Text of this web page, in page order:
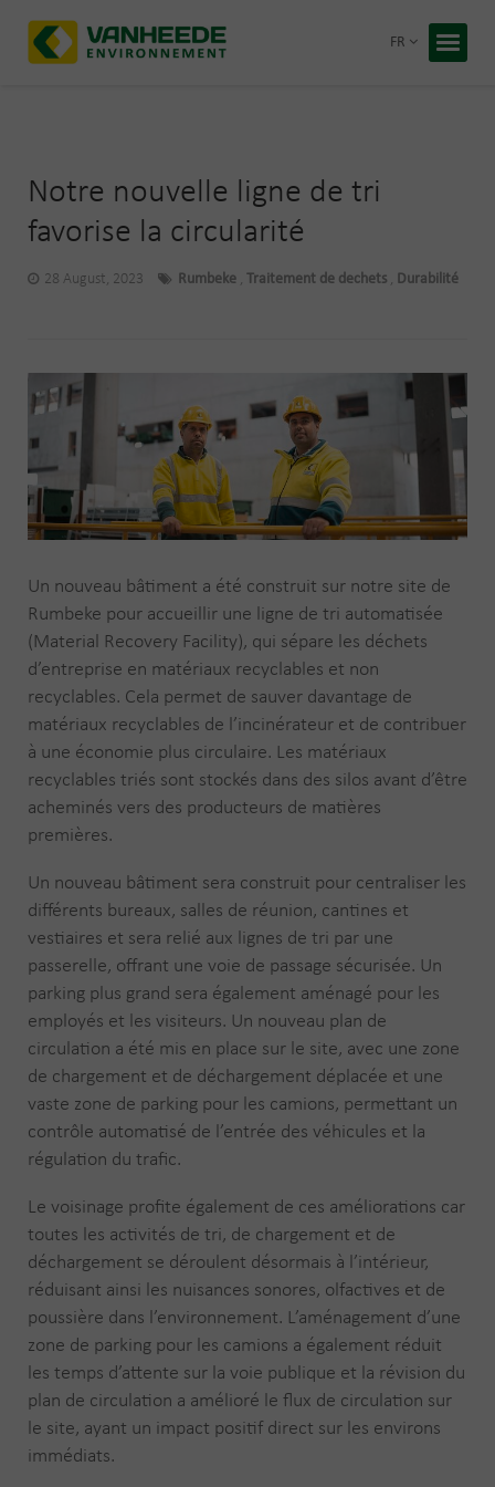
Retour
FR
Notre nouvelle ligne de tri
favorise la circularité
28 August, 2023 Rumbeke , Traitement de dechets , Durabilité
Un nouveau bâtiment a été construit sur notre site de
Rumbeke pour accueillir une ligne de tri automatisée
(Material Recovery Facility), qui sépare les déchets
d’entreprise en matériaux recyclables et non
recyclables. Cela permet de sauver davantage de
matériaux recyclables de l’incinérateur et de contribuer
à une économie plus circulaire. Les matériaux
recyclables triés sont stockés dans des silos avant d’être
acheminés vers des producteurs de matières
premières.
Un nouveau bâtiment sera construit pour centraliser les
différents bureaux, salles de réunion, cantines et
vestiaires et sera relié aux lignes de tri par une
passerelle, offrant une voie de passage sécurisée. Un
parking plus grand sera également aménagé pour les
employés et les visiteurs. Un nouveau plan de
circulation a été mis en place sur le site, avec une zone
de chargement et de déchargement déplacée et une
vaste zone de parking pour les camions, permettant un
contrôle automatisé de l’entrée des véhicules et la
régulation du trafic.
Le voisinage profite également de ces améliorations car
toutes les activités de tri, de chargement et de
déchargement se déroulent désormais à l’intérieur,
réduisant ainsi les nuisances sonores, olfactives et de
poussière dans l’environnement. L’aménagement d’une
zone de parking pour les camions a également réduit
les temps d’attente sur la voie publique et la révision du
plan de circulation a amélioré le flux de circulation sur
le site, ayant un impact positif direct sur les environs
immédiats.